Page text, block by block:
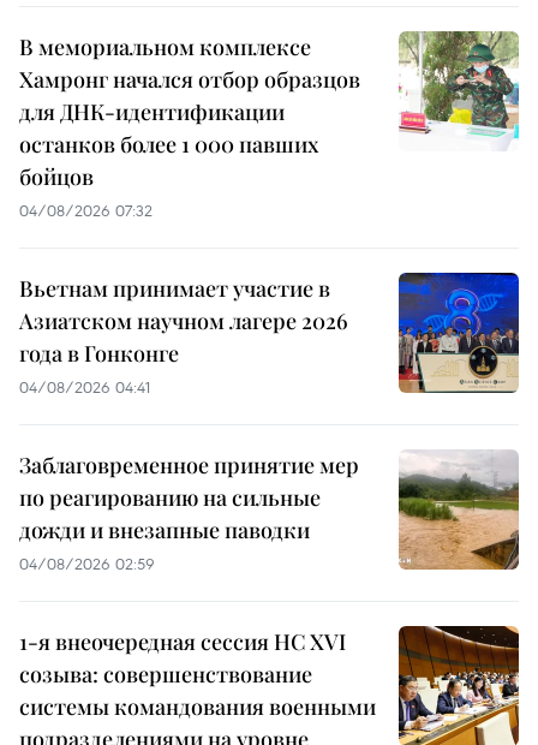
В мемориальном комплексе
Хамронг начался отбор образцов
для ДНК-идентификации
останков более 1 000 павших
бойцов
04/08/2026 07:32
Вьетнам принимает участие в
Азиатском научном лагере 2026
года в Гонконге
04/08/2026 04:41
Заблаговременное принятие мер
по реагированию на сильные
дожди и внезапные паводки
04/08/2026 02:59
1-я внеочередная сессия НС XVI
созыва: совершенствование
системы командования военными
подразделениями на уровне